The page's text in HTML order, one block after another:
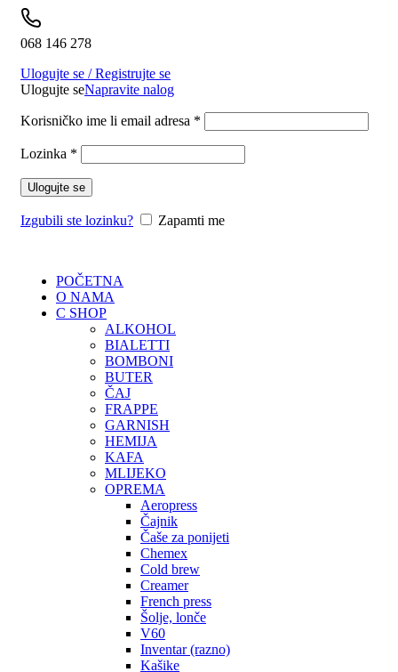
068 146 278
Ulogujte se / Registrujte se
Ulogujte seNapravite nalog
Korisničko ime li email adresa *
Lozinka *
Ulogujte se
Izgubili ste lozinku? Zapamti me
POČETNA
O NAMA
C SHOP
ALKOHOL
BIALETTI
BOMBONI
BUTER
ČAJ
FRAPPE
GARNISH
HEMIJA
KAFA
MLIJEKO
OPREMA
Aeropress
Čajnik
Čaše za ponijeti
Chemex
Cold brew
Creamer
French press
Šolje, lonče
V60
Inventar (razno)
Kašike